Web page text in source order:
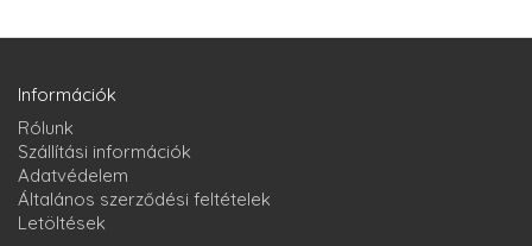
Információk
Rólunk
Szállítási információk
Adatvédelem
Általános szerződési feltételek
Letöltések